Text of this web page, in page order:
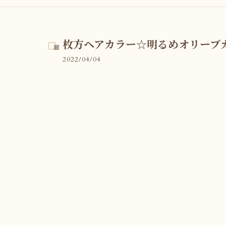
枚方ヘアカラー☆明るめオリーブ
2022/04/04